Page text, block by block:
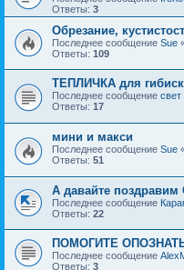
Ответы: 3
Обрезание,
Последнее сообщение Sue
Ответы: 109
ТЕПЛИЧКА для
Последнее сообщение свет
Ответы: 17
мини и макси
Последнее сообщение Sue
Ответы: 51
А давайте
Последнее сообщение
Ответы: 22
ПОМОГИТЕ
Последнее сообщение
Ответы: 3